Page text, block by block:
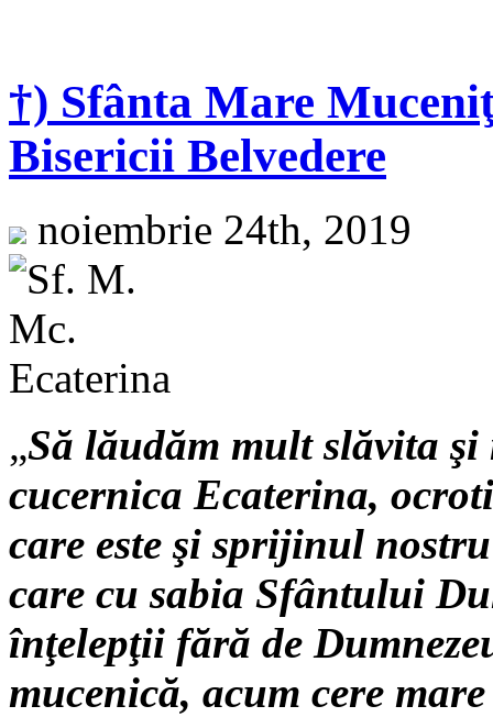
†) Sfânta Mare
Bisericii Belvedere
noiembrie 24th, 2019
„Să lăudăm mult slăvita
cucernica Ecaterina,
care este şi sprijinul
care cu sabia Sfântului
înţelepţii fără de
mucenică, acum cere